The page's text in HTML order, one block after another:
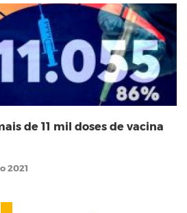
de 11 mil doses de vacina
2021